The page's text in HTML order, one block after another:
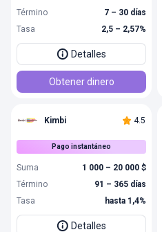
Término
7 – 30 días
Tasa
2,5 – 2,57%
Detalles
Obtener dinero
Kimbi 4.5
Pago instantáneo
Suma
1 000 – 20 000 $
Término
91 – 365 días
Tasa
hasta 1,4%
Detalles